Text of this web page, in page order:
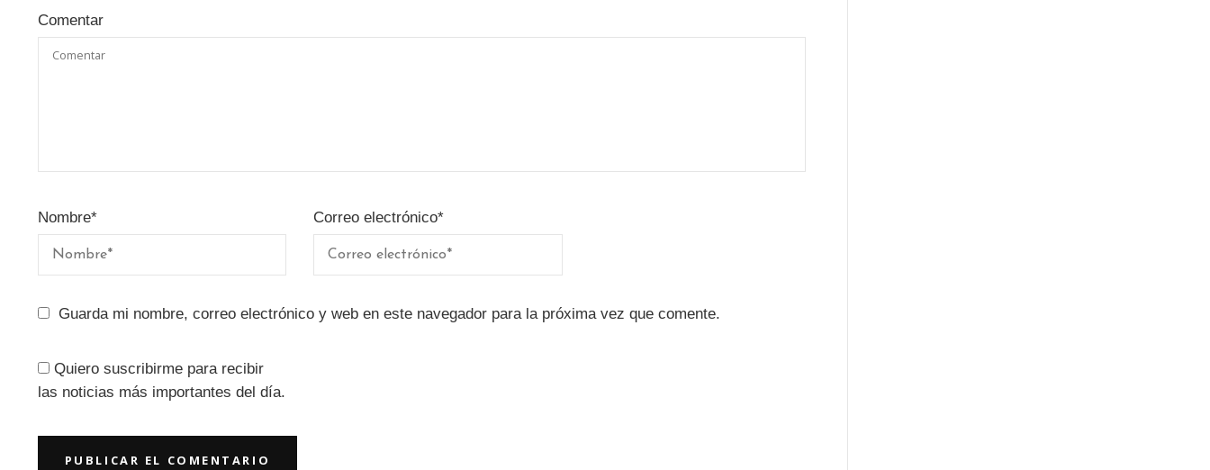
Comentar
Nombre* Correo electrónico*
Guarda mi nombre, correo electrónico y web en este navegador para la próxima vez que comente.
Quiero suscribirme para recibir
las noticias más importantes del día.